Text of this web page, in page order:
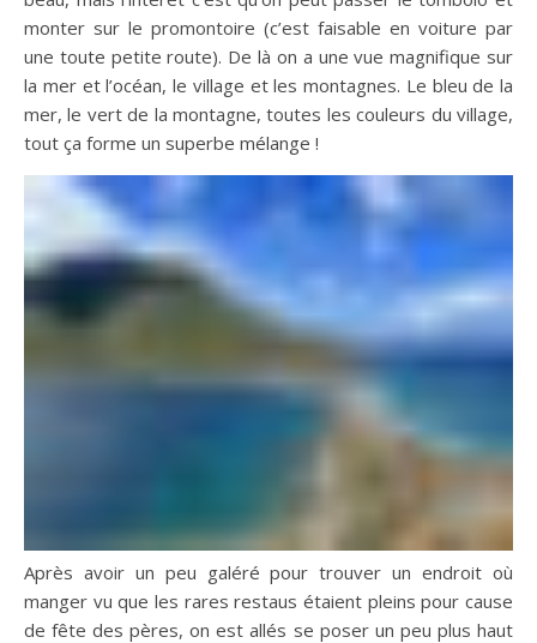
monter sur le promontoire (c’est faisable en voiture par
une toute petite route). De là on a une vue magnifique sur
la mer et l’océan, le village et les montagnes. Le bleu de la
mer, le vert de la montagne, toutes les couleurs du village,
tout ça forme un superbe mélange !
Après avoir un peu galéré pour trouver un endroit où
manger vu que les rares restaus étaient pleins pour cause
de fête des pères, on est allés se poser un peu plus haut